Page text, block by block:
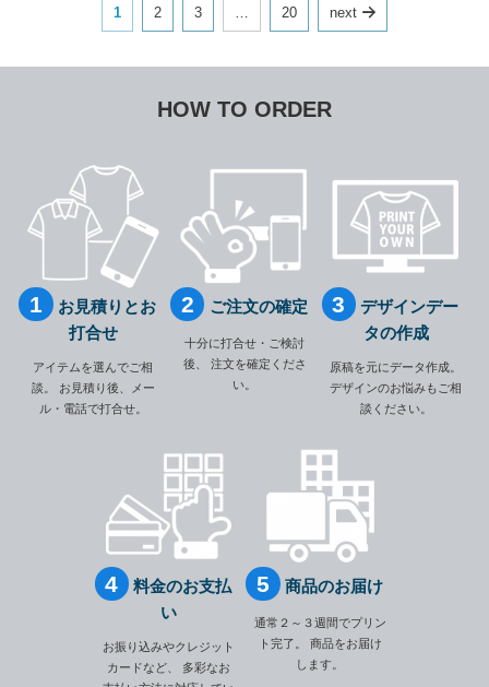
1 2 3 20 next
HOW TO ORDER
お見積りとお
打合せ
アイテムを選んでご相
談。
お見積り後、メー
ル・電話で打合せ。
ご注文の確定
十分に打合せ・ご検討
後、
注文を確定くださ
い。
デザインデー
タの作成
原稿を元にデータ作成。
デザインのお悩みもご相
談ください。
料金のお支払
い
お振り込みやクレジット
カードなど、
多彩なお
商品のお届け
通常２～３週間でプリン
ト完了。
商品をお届け
します。